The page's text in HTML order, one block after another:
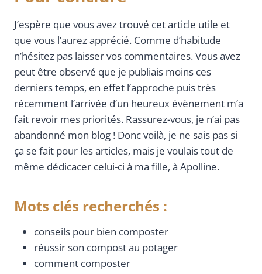
J’espère que vous avez trouvé cet article utile et
que vous l’aurez apprécié. Comme d’habitude
n’hésitez pas laisser vos commentaires. Vous avez
peut être observé que je publiais moins ces
derniers temps, en effet l’approche puis très
récemment l’arrivée d’un heureux évènement m’a
fait revoir mes priorités. Rassurez-vous, je n’ai pas
abandonné mon blog ! Donc voilà, je ne sais pas si
ça se fait pour les articles, mais je voulais tout de
même dédicacer celui-ci à ma fille, à Apolline.
Mots clés recherchés :
conseils pour bien composter
réussir son compost au potager
comment composter